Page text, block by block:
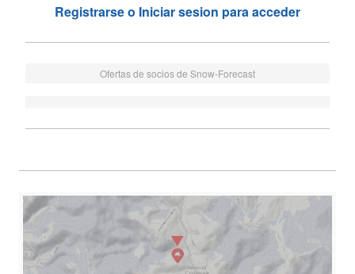
Registrarse o Iniciar sesion para acceder
Ofertas de socios de Snow-Forecast